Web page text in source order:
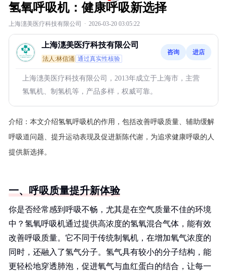
氢氧呼吸机：健康呼吸新选择
上海潓美医疗科技有限公司 · 2026-03-20 03:05:22
上海潓美医疗科技有限公司
法人:林信涌 通过真实性核验
咨询 进店
上海潓美医疗科技有限公司，2013年成立于上海市，主营
氢氧机、制氢机等，产品多样，权威可靠。
介绍： 本文介绍氢氧呼吸机的作用，包括改善呼吸质量、辅助缓解
呼吸道问题、提升运动表现及促进新陈代谢，为追求健康呼吸的人
提供新选择。
一、呼吸质量提升新体验
你是否经常感到呼吸不畅，尤其是在空气质量不佳的环境
中？氢氧呼吸机通过提供高浓度的氢氧混合气体，能有效
改善呼吸质量。它不同于传统制氧机，在增加氧气浓度的
同时，还融入了氢气分子。氢气具有较小的分子结构，能
更轻松地穿透肺泡，促进氧气与血红蛋白的结合，让每一